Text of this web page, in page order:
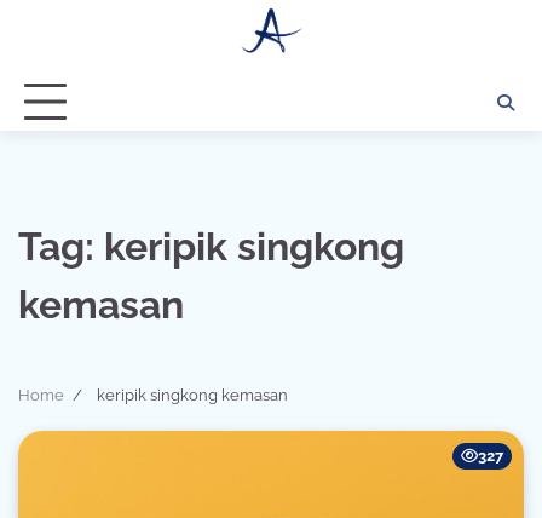
Tag: keripik singkong
kemasan
Home keripik singkong kemasan
327